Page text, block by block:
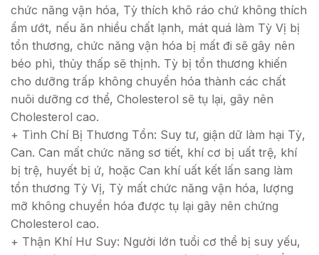
chức năng vận hóa, Tỳ thích khô ráo chứ không thích
ẩm ướt, nếu ăn nhiều chất lạnh, mát quá làm Tỳ Vị bị
tổn thương, chức năng vận hóa bị mất đi sẽ gây nên
béo phì, thủy thấp sẽ thịnh. Tỳ bị tổn thương khiến
cho dưỡng trấp không chuyển hóa thành các chất
nuôi dưỡng cơ thể, Cholesterol sẽ tụ lại, gây nên
Cholesterol cao.
+ Tình Chí Bị Thương Tổn: Suy tư, giận dữ làm hại Tỳ,
Can. Can mất chức năng sơ tiết, khí cơ bị uất trệ, khí
bị trệ, huyết bị ứ, hoặc Can khí uất kết lấn sang làm
tổn thương Tỳ Vị, Tỳ mất chức năng vận hóa, lượng
mỡ không chuyển hóa được tụ lại gây nên chứng
Cholesterol cao.
+ Thận Khí Hư Suy: Người lớn tuổi cơ thể bị suy yếu,